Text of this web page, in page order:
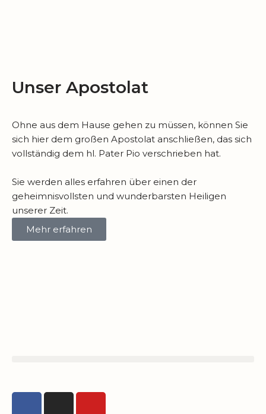
Unser Apostolat
Ohne aus dem Hause gehen zu müssen, können Sie
sich hier dem großen Apostolat anschließen, das sich
vollständig dem hl. Pater Pio verschrieben hat.
Sie werden alles erfahren über einen der
geheimnisvollsten und wunderbarsten Heiligen
unserer Zeit.
Mehr erfahren